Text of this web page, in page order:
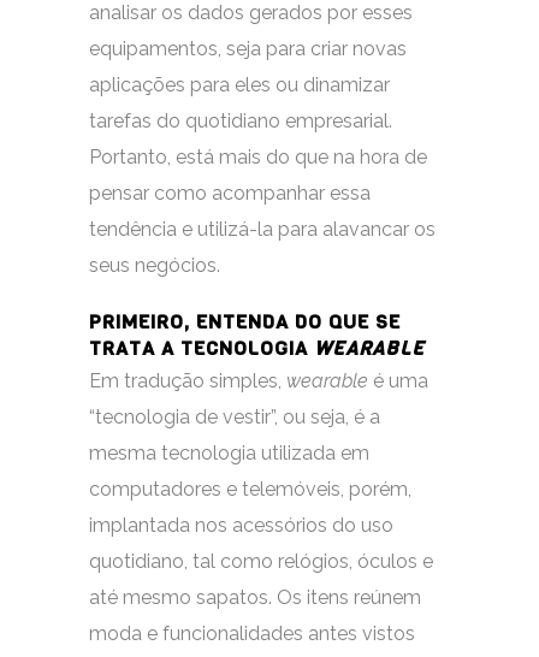
analisar os dados gerados por esses
equipamentos, seja para criar novas
aplicações para eles ou dinamizar
tarefas do quotidiano empresarial.
Portanto, está mais do que na hora de
pensar como acompanhar essa
tendência e utilizá-la para alavancar os
seus negócios.
PRIMEIRO, ENTENDA DO QUE SE
TRATA A TECNOLOGIA WEARABLE
Em tradução simples, wearable é uma
“tecnologia de vestir”, ou seja, é a
mesma tecnologia utilizada em
computadores e telemóveis, porém,
implantada nos acessórios do uso
quotidiano, tal como relógios, óculos e
até mesmo sapatos. Os itens reúnem
moda e funcionalidades antes vistos